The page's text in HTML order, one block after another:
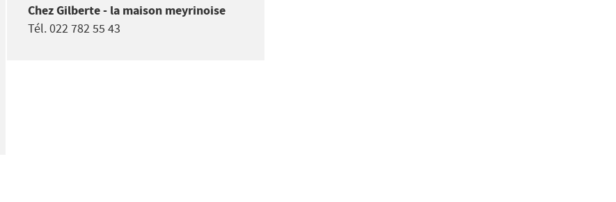
Chez Gilberte - la maison meyrinoise
Tél. 022 782 55 43